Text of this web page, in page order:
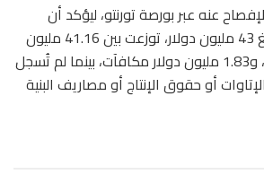
عنه عبر بورصة تورنتو، ليؤكد أن
إجمالي المدفوعات بلغ 43 مليون دولار، توزعت بين 41.16 مليون
دولار في صورة ضرائب، و1.83 مليون دولار مكافآت، بينما لم تُسجل
أو حقوق الإنتاج أو مصاريف البنية